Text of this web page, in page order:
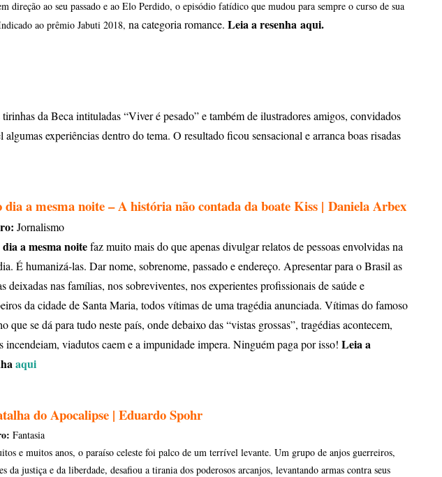
direção ao seu passado e ao Elo Perdido, o episódio fatídico que mudou para sempre o curso de sua
ao prêmio Jabuti 2018, na categoria romance. Leia a resenha aqui.
da Beca intituladas “Viver é pesado” e também de ilustradores amigos, convidados
experiências dentro do tema. O resultado ficou sensacional e arranca boas risadas
dia a mesma noite – A história não contada da boate Kiss | Daniela Arbex
Jornalismo
a mesma noitefaz muito mais do que apenas divulgar relatos de pessoas envolvidas na
É humanizá-las. Dar nome, sobrenome, passado e endereço. Apresentar para o Brasil as
deixadas nas famílias, nos sobreviventes, nos experientes profissionais de saúde e
da cidade de Santa Maria, todos vítimas de uma tragédia anunciada. Vítimas do famoso
que se dá para tudo neste país, onde debaixo das “vistas grossas”, tragédias acontecem,
incendeiam, viadutos caem e a impunidade impera. Ninguém paga por isso! Leia a
aqui
do Apocalipse | Eduardo Spohr
Fantasia
e muitos anos, o paraíso celeste foi palco de um terrível levante. Um grupo de anjos guerreiros,
da justiça e da liberdade, desafiou a tirania dos poderosos arcanjos, levantando armas contra seus